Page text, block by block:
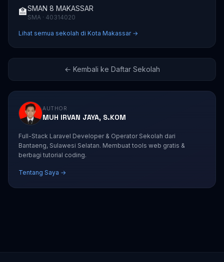
🏫SMAN 8 MAKASSAR
SMA · 40314020
Lihat semua sekolah di Kota Makassar →
← Kembali ke Daftar Sekolah
AUTHOR
MUH IRVAN JAYA, S.KOM
Full-Stack Laravel Developer & Operator Sekolah dari
Bantaeng, Sulawesi Selatan. Membuat tools web gratis &
berbagi tutorial coding.
Tentang Saya →